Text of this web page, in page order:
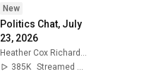
schenken
New
Politics Chat, July
23, 2026
Heather Cox Richardson
385K
Streamed 13d ago